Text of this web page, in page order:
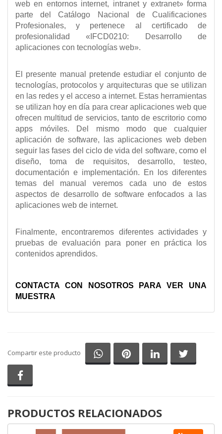
web en entornos internet, intranet y extranet» forma
parte del Catálogo Nacional de Cualificaciones
Profesionales, y pertenece al certificado de
profesionalidad «IFCD0210: Desarrollo de
aplicaciones con tecnologías web».
El presente manual pretende estudiar el conjunto de
tecnologías, protocolos y arquitecturas que se utilizan
en las redes y el acceso a internet. Estas herramientas
se utilizan hoy en día para crear aplicaciones web que
ofrecen multitud de servicios, tanto de escritorio como
apps móviles. Del mismo modo que cualquier
aplicación de software, las aplicaciones web deben
seguir las fases del ciclo de vida del software, como el
diseño, toma de requisitos, desarrollo, testeo,
documentación e implementación. En los diferentes
temas del manual veremos cada uno de estos
aspectos de desarrollo de software enfocados a las
aplicaciones web de internet.
Finalmente, encontraremos diferentes actividades y
pruebas de evaluación para poner en práctica los
contenidos aprendidos.
CONTACTA CON NOSOTROS PARA VER UNA
MUESTRA
Compartir este producto Compartir en Whatsapp
Compartir en Pinterest
Compartir en
PRODUCTOS RELACIONADOS